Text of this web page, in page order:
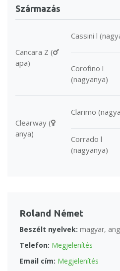
Származás
Cancara Z (
apa)
Cassini l
Corofino l
(nagyanya)
Clearway (
anya)
Clarimo
Corrado l
(nagyanya)
Roland Német
Beszélt nyelvek: magyar,
Telefon: Megjelenítés
Email cím: Megjelenítés